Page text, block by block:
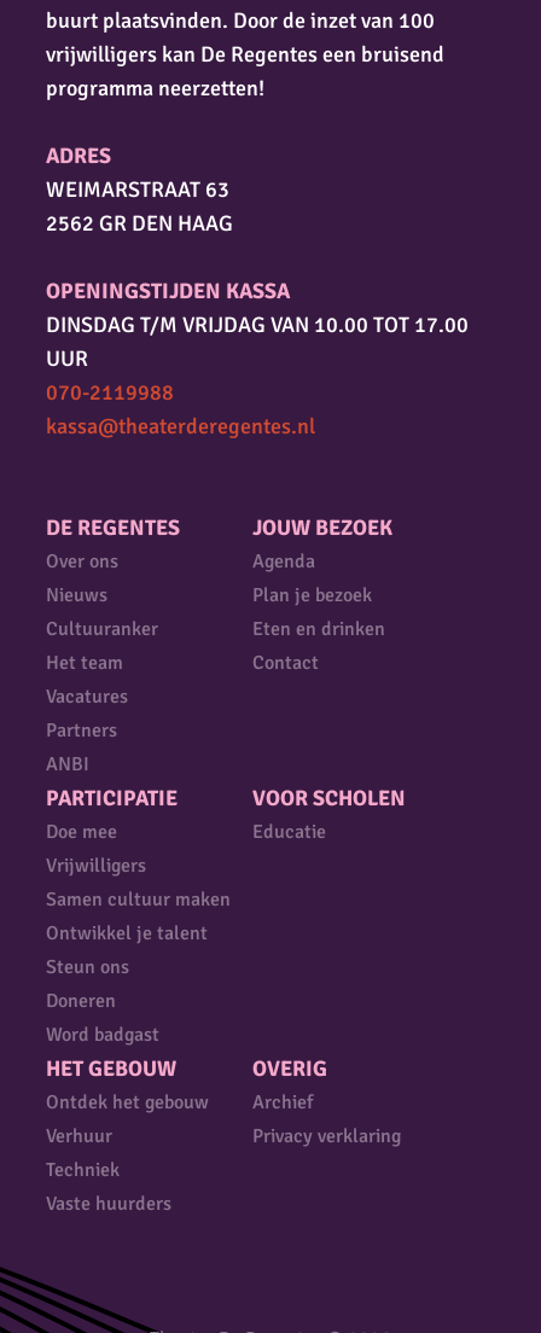
DE REGENTES
Over ons
Nieuws
Cultuuranker
Het team
Vacatures
Partners
ANBI
JOUW BEZOEK
Agenda
Plan je bezoek
Eten en drinken
Contact
PARTICIPATIE
Doe mee
Vrijwilligers
Samen cultuur maken
Ontwikkel je talent
Steun ons
Doneren
Word badgast
VOOR SCHOLEN
Educatie
HET GEBOUW
Ontdek het gebouw
Verhuur
Techniek
Vaste huurders
OVERIG
Archief
Privacy verklaring
buurt plaatsvinden. Door de inzet van 100
vrijwilligers kan De Regentes een bruisend
programma neerzetten!
ADRES
WEIMARSTRAAT 63
2562 GR DEN HAAG
OPENINGSTIJDEN KASSA
DINSDAG T/M VRIJDAG VAN 10.00 TOT 17.00
UUR
070-2119988
kassa@theaterderegentes.nl